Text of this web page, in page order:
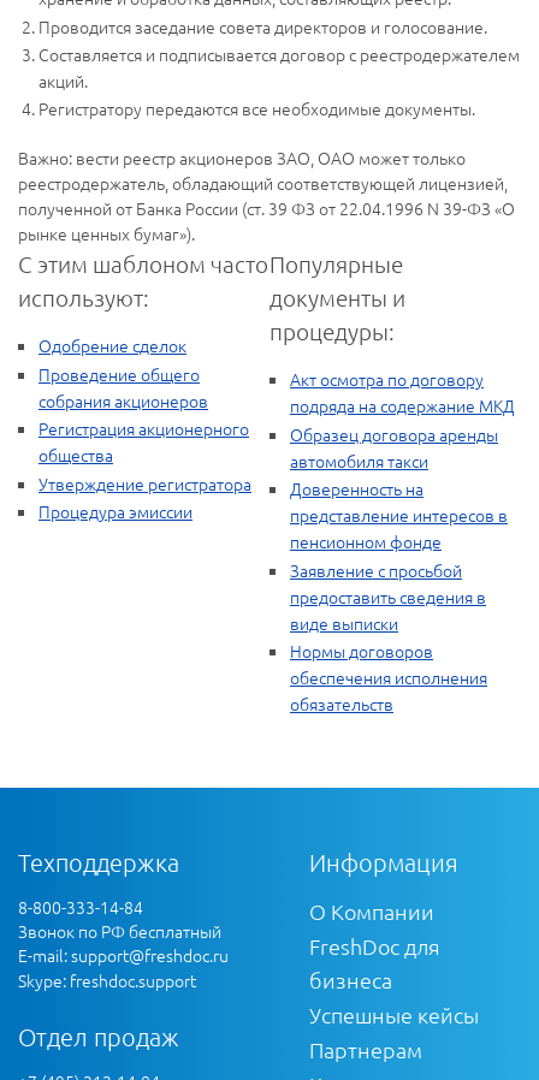
Проводится заседание совета директоров и голосование.
Составляется и подписывается договор с реестродержателем
акций.
Регистратору передаются все необходимые документы.
Важно: вести реестр акционеров ЗАО, ОАО может только
реестродержатель, обладающий соответствующей лицензией,
полученной от Банка России (ст. 39 ФЗ от 22.04.1996 N 39-ФЗ «О
рынке ценных бумаг»).
С этим шаблоном часто
используют:
Одобрение сделок
Проведение общего
собрания акционеров
Регистрация акционерного
общества
Утверждение регистратора
Процедура эмиссии
Популярные
документы и
процедуры:
Акт осмотра по договору
подряда на содержание МКД
Образец договора аренды
автомобиля такси
Доверенность на
представление интересов в
пенсионном фонде
Заявление с просьбой
предоставить сведения в
виде выписки
Нормы договоров
обеспечения исполнения
обязательств
Техподдержка
8-800-333-14-84
Звонок по РФ бесплатный
E-mail:support@freshdoc.ru
Skype: freshdoc.support
Отдел продаж
Информация
О Компании
FreshDoc для
бизнеса
Успешные кейсы
Партнерам